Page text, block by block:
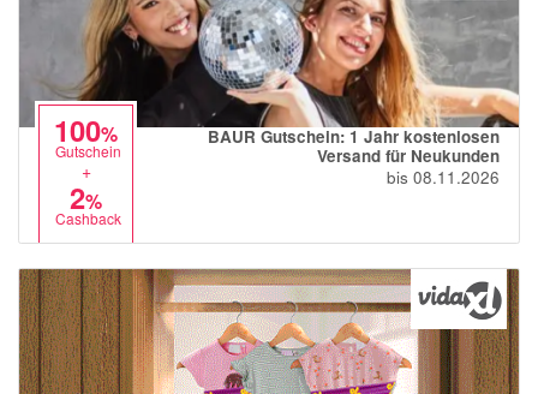
100%
Gutschein
+
2%
Cashback
BAUR Gutschein: 1 Jahr kostenlosen
Versand für Neukunden
bis 08.11.2026